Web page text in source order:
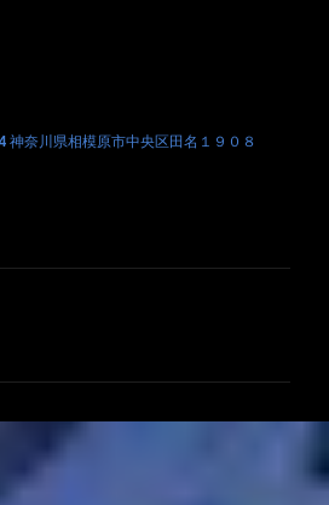
神奈川県相模原市中央区田名１９０８